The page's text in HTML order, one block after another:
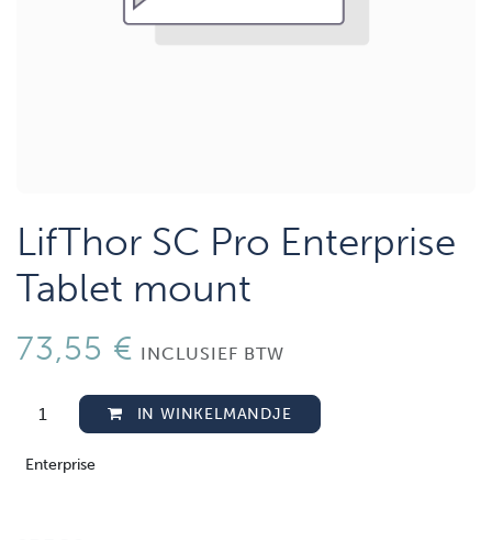
LifThor SC Pro Enterprise
Tablet mount
73,55 € INCLUSIEF BTW
IN WINKELMANDJE
Enterprise